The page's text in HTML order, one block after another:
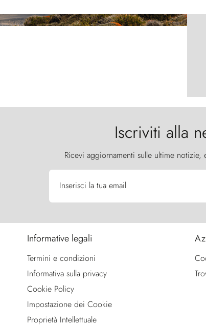
Iscriviti alla
Ricevi aggiornamenti sulle ultime
Inserisci la tua email
Informative legali
Termini e condizioni
Informativa sulla privacy
Cookie Policy
Impostazione dei Cookie
Proprietà Intellettuale